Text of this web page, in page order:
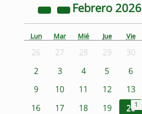
Febrero 2026
Lun Mar Mié Jue Vie
26 27 28 29 30
2 3 4 5 6
9
10 11 12 13
16
17 18 19 201